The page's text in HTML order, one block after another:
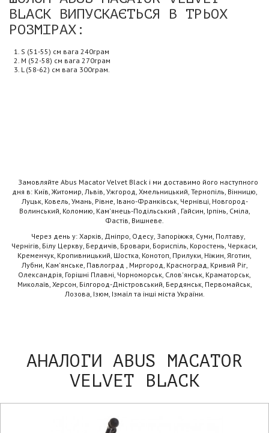
BLACK ВИПУСКАЄТЬСЯ В ТРЬОХ
РОЗМІРАХ:
S (51-55) см вага 240грам
M (52-58) см вага 270грам
L (58-62) см вага 300грам.
Замовляйте Abus Macator Velvet Black і ми доставимо його наступного
дня в: Київ, Житомир, Львів, Ужгород, Хмельницький, Тернопіль, Вінницю,
Луцьк, Ковель, Умань, Рівне, Івано-Франківськ, Чернівці, Новгород-
Волинський, Коломию, Кам'янець-Подільський , Гайсин, Ірпінь, Сміла,
Фастів, Вишневе.
Через день у: Харків, Дніпро, Одесу, Запоріжжя, Суми, Полтаву,
Чернігів, Білу Церкву, Бердичів, Бровари, Бориспіль, Коростень, Черкаси,
Кременчук, Кропивницький, Шостка, Конотоп, Прилуки, Ніжин, Яготин,
Лубни, Кам'янське, Павлоград , Миргород, Красноград, Кривий Ріг,
Олександрія, Горішні Плавні, Чорноморськ, Слов'янськ, Краматорськ,
Миколаїв, Херсон, Білгород-Дністровський, Бердянськ, Первомайськ,
Лозова, Ізюм, Ізмаїл та інші міста України.
АНАЛОГИ ABUS MACATOR
VELVET BLACK